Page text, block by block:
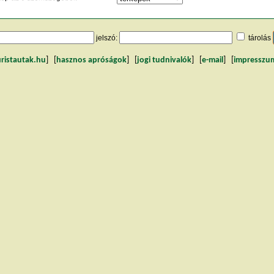
jelszó: tárolás
hasznos apróságok jogi tudnivalók e-mail